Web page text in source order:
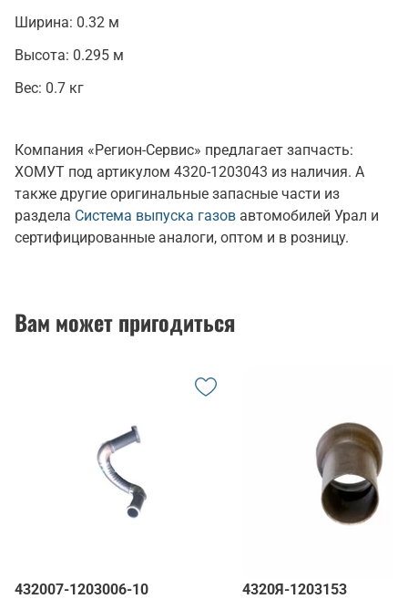
Ширина: 0.32 м
Высота: 0.295 м
Вес: 0.7 кг
Компания «Регион-Сервис» предлагает запчасть:
ХОМУТ под артикулом 4320-1203043 из наличия. А
также другие оригинальные запасные части из
раздела Система выпуска газов автомобилей Урал и
сертифицированные аналоги, оптом и в розницу.
Вам может пригодиться
432007-1203006-10
4320Я-1203153